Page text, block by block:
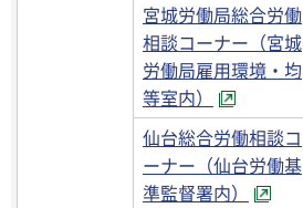
宮城労働局総合労働
相談コーナー（宮城
労働局雇用環境・均
等室内）
仙台総合労働相談コ
ーナー（仙台労働基
準監督署内）